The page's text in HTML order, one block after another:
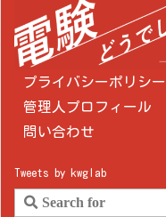
プライバシーポリシー
管理人プロフィール
問い合わせ
Tweets by kwglab